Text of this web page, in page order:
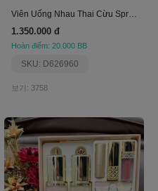
Viên Uống Nhau Thai Cừu Spring Leaf 80000Mg
1.350.000 đ
Hoàn điểm: 20.000 BB
SKU: D626960
보기: 3758